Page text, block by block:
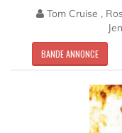
Tom Cruise ,
BANDE ANNONCE